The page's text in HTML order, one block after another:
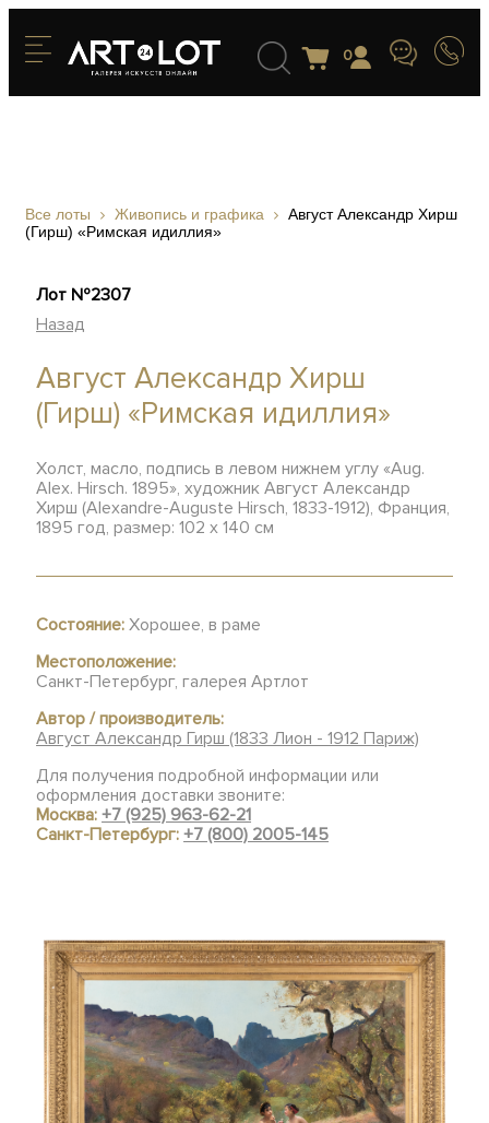
0
Все лоты Живопись и графика
Август Александр Хирш
(Гирш) «Римская идиллия»
Лот №2307
Назад
Август Александр Хирш
(Гирш) «Римская идиллия»
Холст, масло, подпись в левом нижнем углу «Aug.
Alex. Hirsch. 1895», художник Август Александр
Хирш (Alexandre-Auguste Hirsch, 1833-1912), Франция,
1895 год, размер: 102 х 140 см
Состояние: Хорошее, в раме
Местоположение:
Санкт-Петербург, галерея Артлот
Автор / производитель:
Август Александр Гирш (1833 Лион - 1912 Париж)
Для получения подробной информации или
оформления доставки звоните:
Москва:+7 (925) 963-62-21
Санкт-Петербург:+7 (800) 2005-145